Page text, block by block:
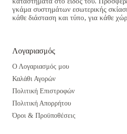
γκάμα συστημάτων εσωτερικής
κάθε διάσταση και τύπο, για κάθε
Λογαριασμός
Ο Λογαριασμός μου
Καλάθι Αγορών
Πολιτική Επιστροφών
Πολιτική Απορρήτου
Όροι & Προϋποθέσεις